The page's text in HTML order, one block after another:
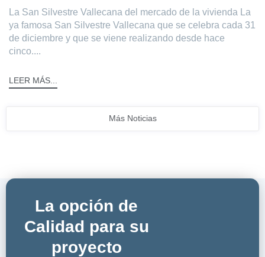
La San Silvestre Vallecana del mercado de la vivienda La
ya famosa San Silvestre Vallecana que se celebra cada 31
de diciembre y que se viene realizando desde hace
cinco....
LEER MÁS...
Más Noticias
La opción de
Calidad para su
proyecto